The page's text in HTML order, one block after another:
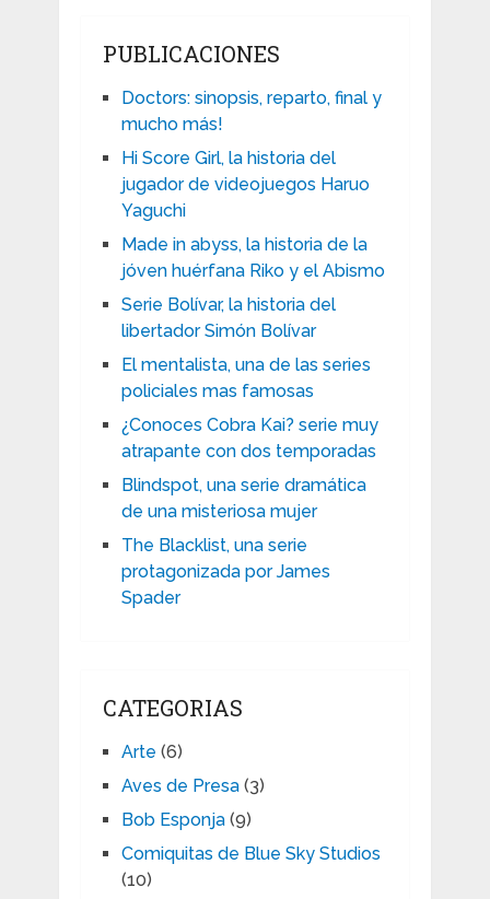
PUBLICACIONES
Doctors: sinopsis, reparto, final y
mucho más!
Hi Score Girl, la historia del
jugador de videojuegos Haruo
Yaguchi
Made in abyss, la historia de la
jóven huérfana Riko y el Abismo
Serie Bolívar, la historia del
libertador Simón Bolívar
El mentalista, una de las series
policiales mas famosas
¿Conoces Cobra Kai? serie muy
atrapante con dos temporadas
Blindspot, una serie dramática
de una misteriosa mujer
The Blacklist, una serie
protagonizada por James
Spader
CATEGORIAS
Arte (6)
Aves de Presa(3)
Bob Esponja(9)
Comiquitas de Blue Sky Studios
(10)